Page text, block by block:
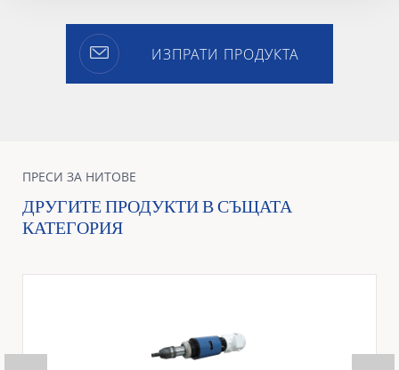
ИЗПРАТИ ПРОДУКТА
ПРЕСИ ЗА НИТОВЕ
ДРУГИТЕ ПРОДУКТИ В СЪЩАТА
КАТЕГОРИЯ